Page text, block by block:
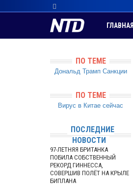
ГЛАВНАЯ
ПО ТЕМЕ
Дональд Трамп Санкции
ПО ТЕМЕ
Вирус в Китае сейчас
ПОСЛЕДНИЕ
НОВОСТИ
97-ЛЕТНЯЯ БРИТАНКА
ПОБИЛА СОБСТВЕННЫЙ
РЕКОРД ГИННЕССА,
СОВЕРШИВ ПОЛЁТ НА КРЫЛЕ
БИПЛАНА